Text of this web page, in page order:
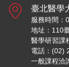
臺北醫學
服務時間：
地址：110
醫學研習課
電話：(02)
一般課程洽